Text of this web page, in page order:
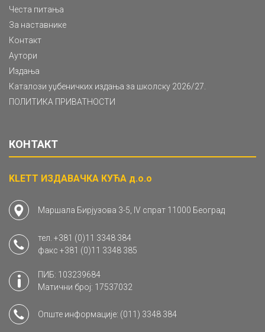
Честа питања
За наставнике
Контакт
Аутори
Издања
Каталози уџбеничких издања за школску 2026/27.
ПОЛИТИКА ПРИВАТНОСТИ
КОНТАКТ
KLETT ИЗДАВАЧКА КУЋА д.о.о
Маршала Бирјузова 3-5, IV спрат 11000 Београд
тел. +381 (0)11 3348 384
факс +381 (0)11 3348 385
ПИБ: 103239684
Матични број: 17537032
Опште информације: (011) 3348 384